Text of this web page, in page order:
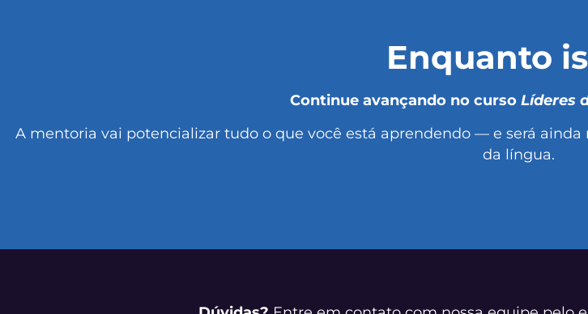
Enquanto
Continue avançando no curso Líderes
A mentoria vai potencializar tudo o que você está aprendendo — e será
da língua.